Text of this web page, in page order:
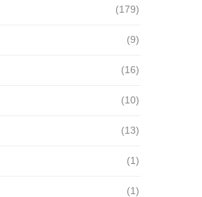
(179)
(9)
(16)
(10)
(13)
(1)
(1)